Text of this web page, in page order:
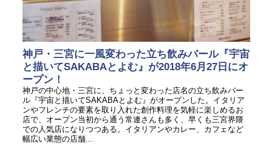
神戸・三宮に一風変わった立ち飲みバール『宇宙
と描いてSAKABAとよむ』が2018年6月27日にオ
ープン！
神戸の中心地・三宮に、ちょっと変わった店名の立ち飲みバー
ル『宇宙と描いてSAKABAとよむ』がオープンした。イタリア
ンやフレンチの要素を取り入れた創作料理を気軽に楽しめるお
店で、オープン当初から通う常連さんも多く、早くも三宮界隈
での人気店になりつつある。イタリアンやカレー、カフェなど
幅広い業態の店舗...